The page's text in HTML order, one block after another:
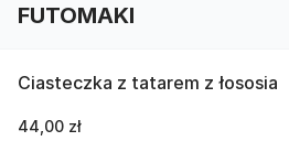
FUTOMAKI
Ciasteczka z tatarem z łososia
44,00 zł